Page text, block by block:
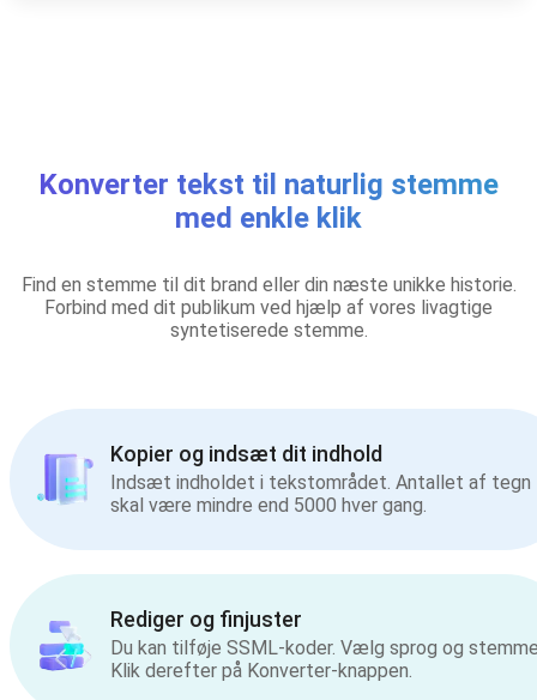
Konverter tekst til naturlig stemme
med enkle klik
Find en stemme til dit brand eller din næste unikke historie.
Forbind med dit publikum ved hjælp af vores livagtige
syntetiserede stemme.
Kopier og indsæt dit indhold
Indsæt indholdet i tekstområdet. Antallet af tegn
skal være mindre end 5000 hver gang.
Rediger og finjuster
Du kan tilføje SSML-koder. Vælg sprog og
Klik derefter på Konverter-knappen.